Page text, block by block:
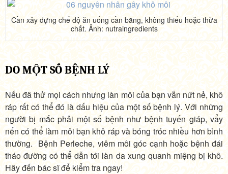
Cần xây dựng chế độ ăn uống cần bằng, không thiếu hoặc thừa
chất. Ảnh: nutraingredients
DO MỘT SỐ BỆNH LÝ
Nếu đã thử mọi cách nhưng làn môi của bạn vẫn nứt nẻ, khô
ráp rất có thể đó là dấu hiệu của một số bệnh lý. Với những
người bị mắc phải một số bệnh như bệnh tuyến giáp, vẩy
nến có thể làm môi bạn khô ráp và bóng tróc nhiều hơn bình
thường. Bệnh Perleche, viêm môi góc cạnh hoặc bệnh đái
tháo đường có thể dẫn tới làn da xung quanh miệng bị khô.
Hãy đến bác sĩ để kiểm tra ngay!